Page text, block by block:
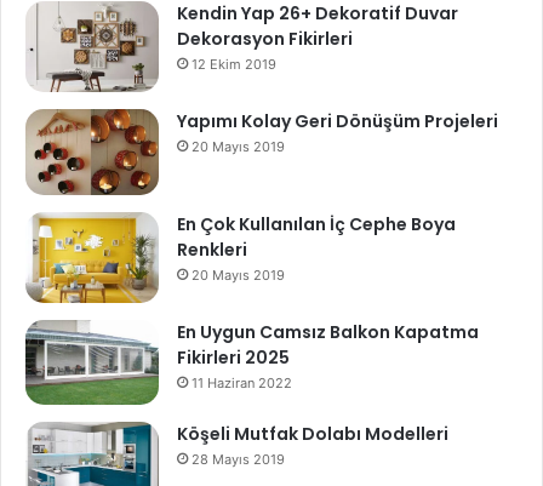
Kendin Yap 26+ Dekoratif Duvar
Dekorasyon Fikirleri
12 Ekim 2019
Yapımı Kolay Geri Dönüşüm Projeleri
20 Mayıs 2019
En Çok Kullanılan İç Cephe Boya
Renkleri
20 Mayıs 2019
En Uygun Camsız Balkon Kapatma
Fikirleri 2025
11 Haziran 2022
Köşeli Mutfak Dolabı Modelleri
28 Mayıs 2019